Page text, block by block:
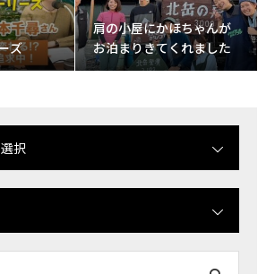
ズ
肩の小屋にかほちゃんが
お泊まりきてくれました
択